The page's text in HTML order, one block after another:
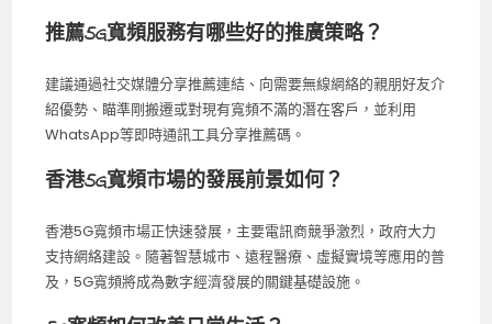
推薦5G寬頻服務有哪些好的推廣策略？
建議通過社交媒體分享推薦連結、向需要無線網絡的親朋好友介
紹優勢、瞄準剛搬遷或對現有寬頻不滿的潛在客戶，並利用
WhatsApp等即時通訊工具分享推薦碼。
香港5G寬頻市場的發展前景如何？
香港5G寬頻市場正快速發展，主要電訊商競爭激烈，政府大力
支持網絡建設。隨著智慧城市、遠程醫療、虛擬實境等應用的普
及，5G寬頻將成為數字經濟發展的關鍵基礎設施。